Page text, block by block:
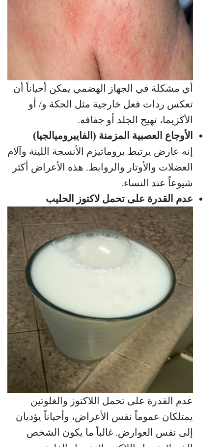
أي مشكلة في الجهاز الهضمي يمكن أحياناً أن
تعكس ردات فعل خارجية مثل الحكة و/ أو
الأكزيما، تهيج الجلد أو جفافه.
الأوجاع العصبية المزمنة (الفايبروميالجيا)
إنه عارض يرتبط بروماتيزم الأنسجة اللينة وآلام
العضلات والأوتار والروابط. هذه الأعراض أكثر
شيوعاً عند النساء.
عدم القدرة على تحمل لاكتوز الحليب
عدم القدرة على تحمل اللاكتوز والغلوتين
يمتلكان عموماً نفس الأعراض، وأحياناً يؤديان
إلى نفس العوارض. غالباً ما يكون الشخص